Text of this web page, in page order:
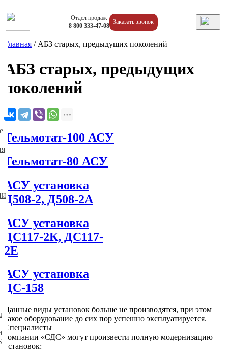
Заказать звонок
Отдел продаж
8 800333-47-08
Главная / АБЗ старых, предыдущих поколений
АБЗ старых, предыдущих
поколений
Тельмотат-100 АСУ
Тельмотат-80 АСУ
АСУ установка
Д508-2, Д508-2А
АСУ установка
ДС117-2К, ДС117-
2Е
АСУ установка
ДС-158
Данные виды установок больше не производятся, при этом
такое оборудование до сих пор успешно эксплуатируется.
Специалисты
компании «СДС» могут произвести полную модернизацию
установок: